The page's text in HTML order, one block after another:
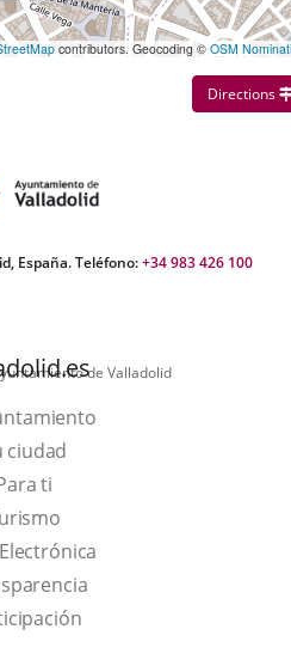
contributors. Geocoding © OSM
Directions
España. Teléfono:+34 983 426 100
de Valladolid
ciudad
ti
This
link
will
open